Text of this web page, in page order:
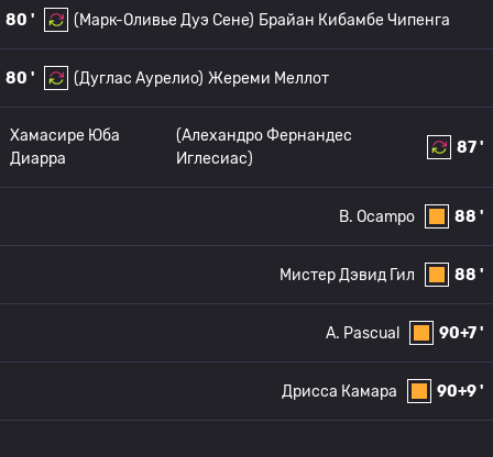
80 ' (Марк-Оливье Дуэ Сене) Брайан Кибамбе Чипенга
80 ' (Дуглас Аурелио) Жереми Меллот
87 '
(Алехандро Фернандес
Иглесиас)
Хамасире Юба
Диарра
88 '
B. Ocampo
88 '
Мистер Дэвид Гил
90+7 '
A. Pascual
90+9 '
Дрисса Камара